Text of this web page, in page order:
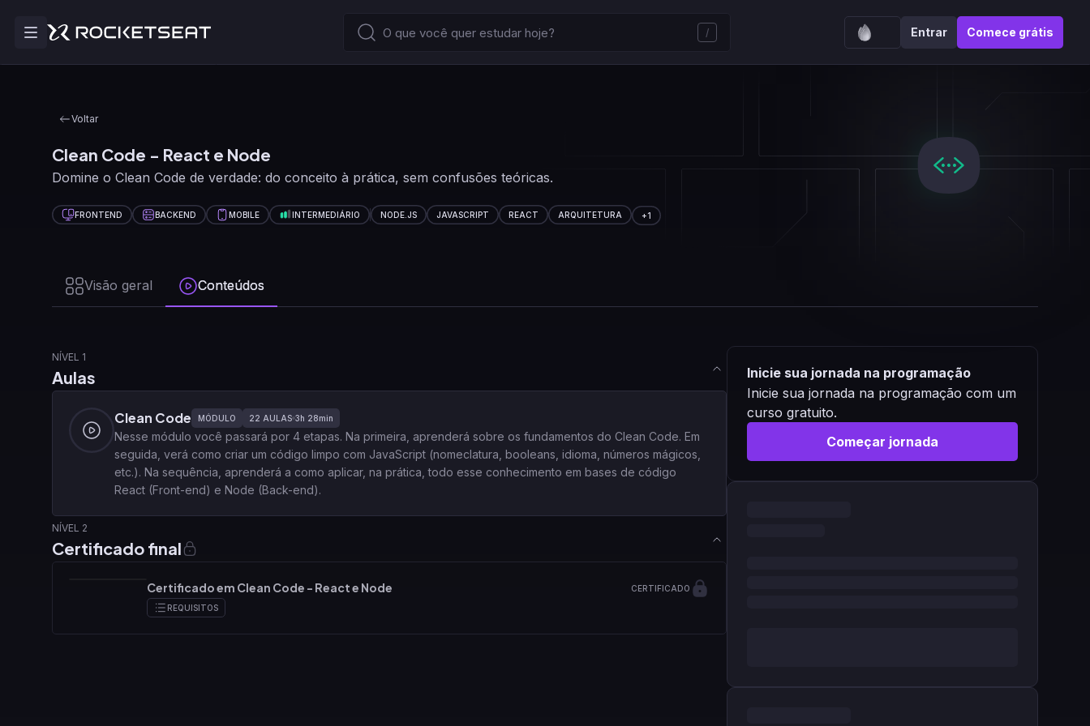
/ Entrar Comece grátis
Voltar
Clean Code - React e Node
Domine o Clean Code de verdade: do conceito à prática, sem confusões teóricas.
FRONTEND BACKEND MOBILE INTERMEDIÁRIO NODE.JS JAVASCRIPT REACT ARQUITETURA +1
Visão geral Conteúdos
NÍVEL 1
Aulas
Clean Code MÓDULO 22 AULAS 3h 28min
Nesse módulo você passará por 4 etapas. Na primeira, aprenderá sobre os fundamentos do Clean Code. Em
seguida, verá como criar um código limpo com JavaScript (nomeclatura, booleans, idioma, números mágicos,
etc.). Na sequência, aprenderá a como aplicar, na prática, todo esse conhecimento em bases de código
React (Front-end) e Node (Back-end).
NÍVEL 2
Certificado final
Certificado em Clean Code - React e Node
CERTIFICADO
REQUISITOS
Inicie sua jornada na programação
Inicie sua jornada na programação com um
curso gratuito.
Começar jornada